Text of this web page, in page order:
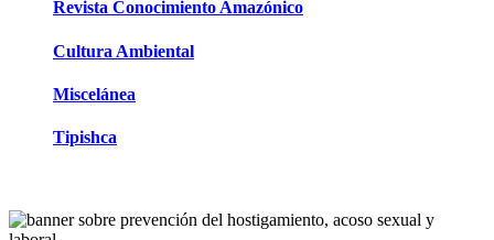
Revista Conocimiento Amazónico
Cultura Ambiental
Miscelánea
Tipishca